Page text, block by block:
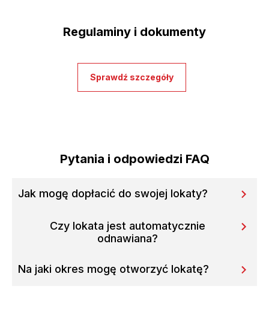
Regulaminy i dokumenty
Sprawdź szczegóły
Pytania i odpowiedzi FAQ
Jak mogę dopłacić do swojej lokaty?
Czy lokata jest automatycznie
odnawiana?
Na jaki okres mogę otworzyć lokatę?